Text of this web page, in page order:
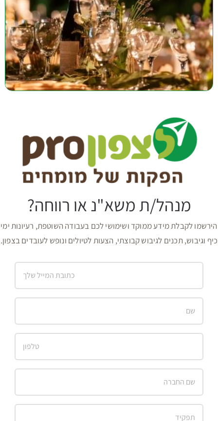
מנהל/ת משא"נ או רווחה?
הירשמו לקבלת מידע ממוקד ושימושי לכם בעבודה השוטפת, רעיונות ימי
כיף וגיבוש, תכנים לגיבוש קבוצתי, הצעות לטיולים ונופש לעובדים בצפון.